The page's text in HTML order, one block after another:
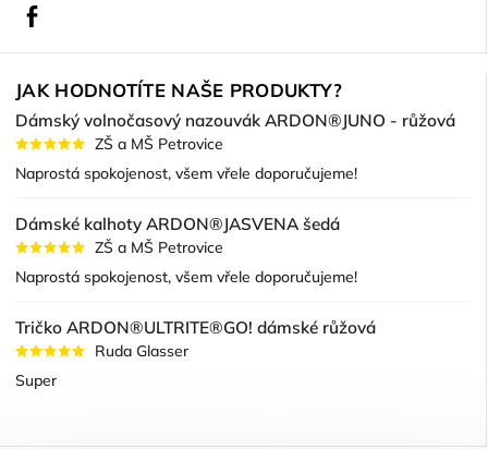
JAK HODNOTÍTE NAŠE PRODUKTY?
Dámský volnočasový nazouvák ARDON®JUNO - růžová
ZŠ a MŠ Petrovice
Naprostá spokojenost, všem vřele doporučujeme!
Dámské kalhoty ARDON®JASVENA šedá
ZŠ a MŠ Petrovice
Naprostá spokojenost, všem vřele doporučujeme!
Tričko ARDON®ULTRITE®GO! dámské růžová
Ruda Glasser
Super